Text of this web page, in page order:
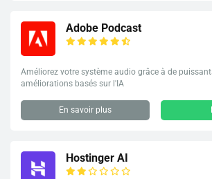
Adobe Podcast
Améliorez votre système audio grâce à de
améliorations basés sur l'IA
En savoir plus
Hostinger AI